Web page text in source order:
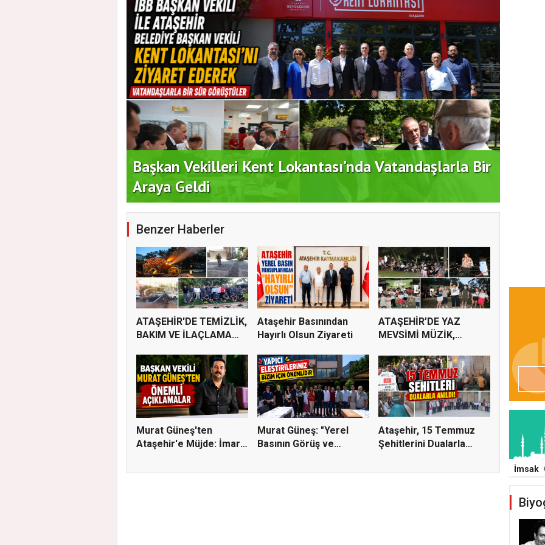
Başkan Vekilleri Kent Lokantası'nda Vatandaşlarla Bir
Araya Geldi
Benzer Haberler
ATAŞEHİR'DE TEMİZLİK,
BAKIM VE İLAÇLAMA
Ataşehir Basınından
Hayırlı Olsun Ziyareti
ATAŞEHİR’DE YAZ
MEVSİMİ MÜZİK,
Murat Güneş'ten
Ataşehir'e Müjde: İmar
Murat Güneş: "Yerel
Basının Görüş ve
Ataşehir, 15 Temmuz
Şehitlerini Dualarla
İmsak